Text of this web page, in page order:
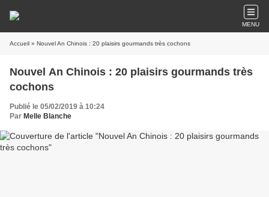
MENU
Accueil » Nouvel An Chinois : 20 plaisirs gourmands très cochons
Nouvel An Chinois : 20 plaisirs gourmands très
cochons
Publié le 05/02/2019 à 10:24
Par Melle Blanche